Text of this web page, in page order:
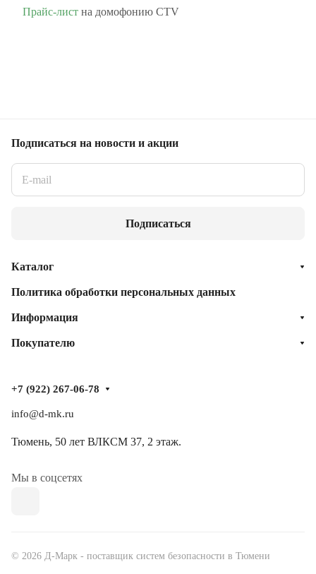
Прайс-лист на домофонию CTV
Подписаться на новости и акции
Подписаться
Каталог
Политика обработки персональных данных
Информация
Покупателю
+7 (922) 267-06-78
info@d-mk.ru
Тюмень, ​50 лет ВЛКСМ 37​, 2 этаж.
Мы в соцсетях
© 2026 Д-Марк - поставщик систем безопасности в Тюмени